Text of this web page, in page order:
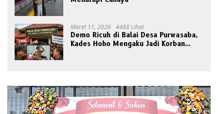
Maret 11, 2026 4488 Lihat
Demo Ricuh di Balai Desa Purwasaba,
Kades Hoho Mengaku Jadi Korban